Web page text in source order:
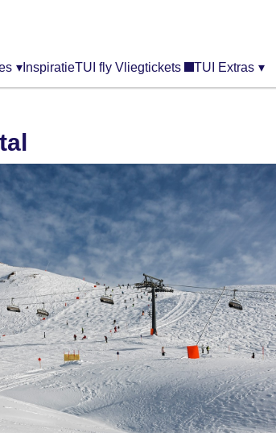
▾ InspiratieTUI fly Vliegtickets TUI Extras ▾